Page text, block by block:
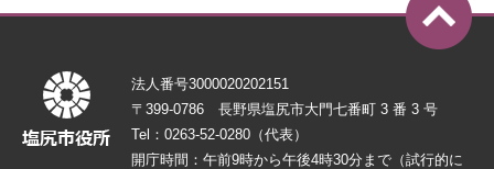
法人番号3000020202151
〒399-0786 長野県塩尻市大門七番町 3 番 3 号
Tel：0263-52-0280（代表）
開庁時間：午前9時から午後4時30分まで（試行的に